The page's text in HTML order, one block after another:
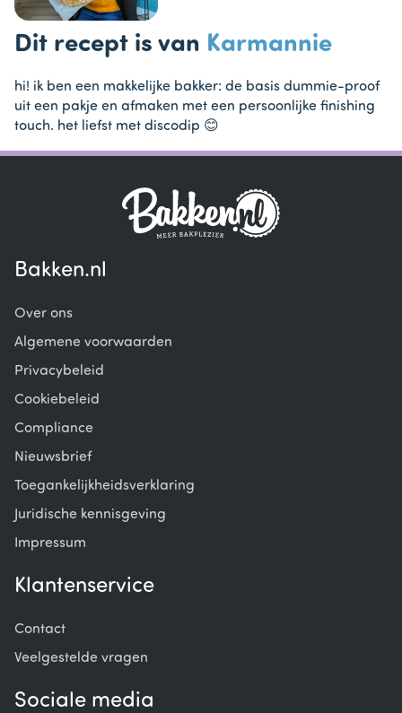
Dit recept is van Karmannie
hi! ik ben een makkelijke bakker: de basis dummie-proof
uit een pakje en afmaken met een persoonlijke finishing
touch. het liefst met discodip 😊
Bakken.nl
Over ons
Algemene voorwaarden
Privacybeleid
Cookiebeleid
Compliance
Nieuwsbrief
Toegankelijkheidsverklaring
Juridische kennisgeving
Impressum
Klantenservice
Contact
Veelgestelde vragen
Sociale media